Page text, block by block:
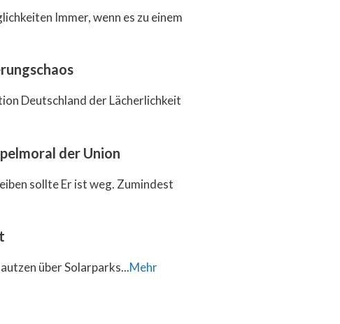
Immer, wenn es zu einem
Deutschland der Lächerlichkeit
der Union
sollte Er ist weg. Zumindest
über Solarparks...Mehr